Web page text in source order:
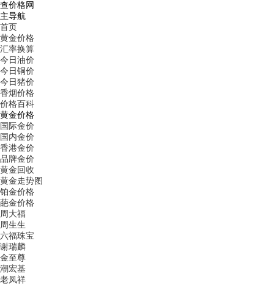
查价格网
主导航
首页
黄金价格
汇率换算
今日油价
今日铜价
今日猪价
香烟价格
价格百科
黄金价格
国际金价
国内金价
香港金价
品牌金价
黄金回收
黄金走势图
铂金价格
葩金价格
周大福
周生生
六福珠宝
谢瑞麟
金至尊
潮宏基
老凤祥